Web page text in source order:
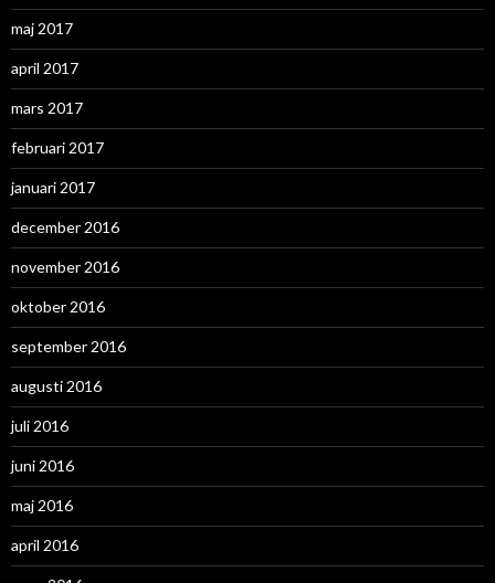
maj 2017
april 2017
mars 2017
februari 2017
januari 2017
december 2016
november 2016
oktober 2016
september 2016
augusti 2016
juli 2016
juni 2016
maj 2016
april 2016